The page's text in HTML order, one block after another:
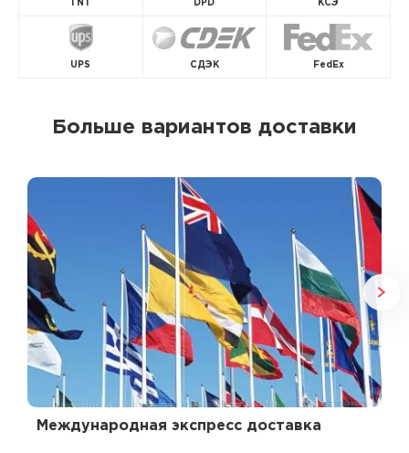
TNT DPD КСЭ
UPS СДЭК FedEx
Больше вариантов доставки
Международная экспресс доставка